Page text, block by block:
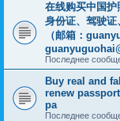
在线购买中国
身份证、驾驶证
（邮箱：
Последнее
Buy real and
renew
pa
Последнее